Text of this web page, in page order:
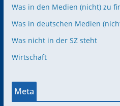
Was in den Medien (nicht) zu
Was in deutschen Medien
Was nicht in der SZ steht
Wirtschaft
Meta